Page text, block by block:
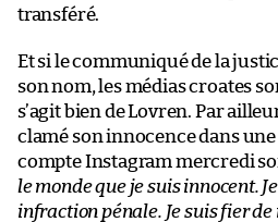
transféré.
Et si le communiqué de la
son nom, les médias croates
s’agit bien de Lovren. Par
clamé son innocence dans
compte Instagram mercredi
le monde que je suis innocent.
infraction pénale. Je suis fier de